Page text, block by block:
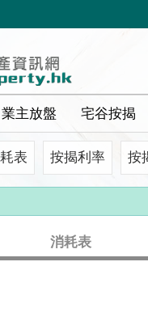
業主放盤 宅谷按揭
表 按揭利率 按
消耗表